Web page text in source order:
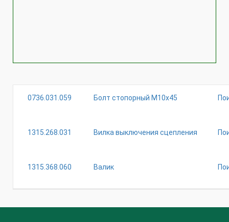
0736.031.059 Болт стопорный М10х45
1315.268.031 Вилка выключения сцепления
1315.368.060 Валик